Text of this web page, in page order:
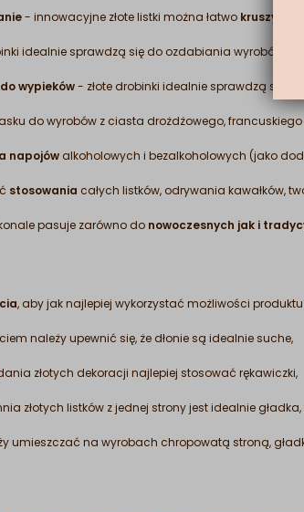
- innowacyjne złote listki można łatwo kruszyć w
idealnie sprawdzą się do ozdabiania wyrobów z
wypieków- złote drobinki idealnie sprawdzą się
do wyrobów z ciasta drożdżowego,
napojów alkoholowych i bezalkoholowych (jako
stosowania całych listków, odrywania kawałków,
pasuje zarówno do nowoczesnych jak i
, aby jak najlepiej wykorzystać możliwości
należy upewnić się, że dłonie są idealnie suche,
złotych dekoracji najlepiej stosować rękawiczki,
złotych listków z jednej strony jest idealnie
umieszczać na wyrobach chropowatą stroną,